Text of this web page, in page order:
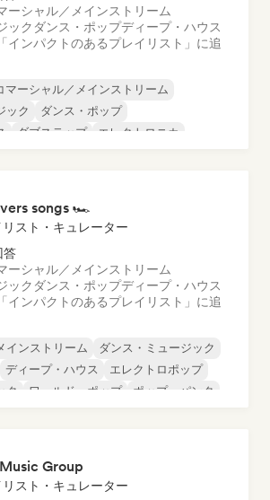
ーシャル／メインストリーム
ック ダンス・ポップディープ・ハウス
インパクトのあるプレイリスト」に追
マーシャル／メインストリーム
ック
ダンス・ポップ
ダブステップ
エレクトロニカ
songs 🏎️
リスト・キュレーター
答
ーシャル／メインストリーム
ック ダンス・ポップディープ・ハウス
インパクトのあるプレイリスト」に追
インストリーム
ダンス・ミュージック
ディープ・ハウス
エレクトロポップ
ク
ワールド・ポップ ポップ・パンク
Group
リスト・キュレーター